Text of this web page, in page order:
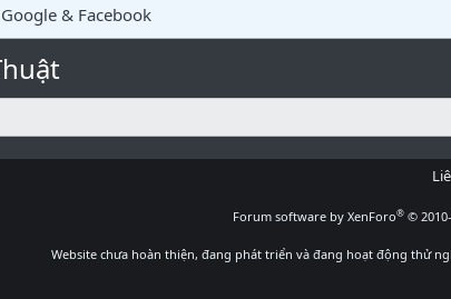
& Facebook
Forum software by XenForo® ©
Website chưa hoàn thiện, đang phát triển và đang hoạt động thử